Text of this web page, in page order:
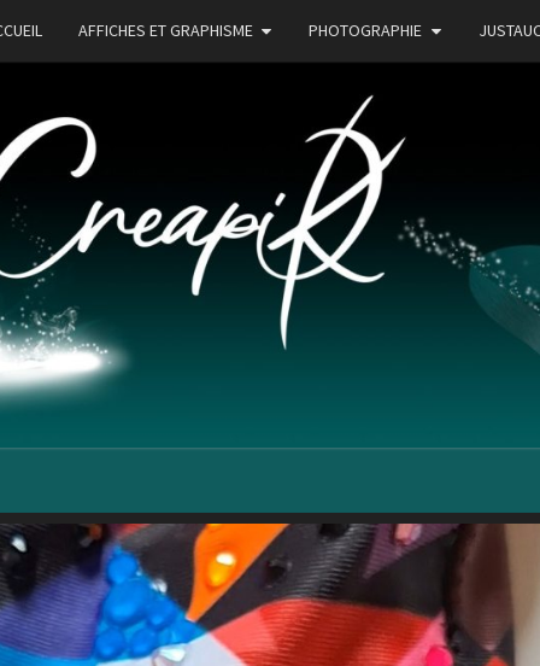
AFFICHES ET GRAPHISME PHOTOGRAPHIE